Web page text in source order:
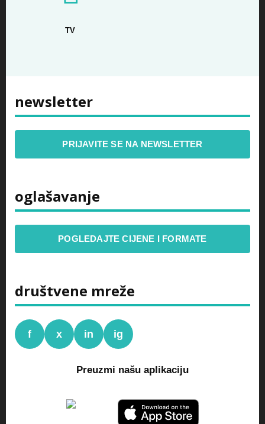
TV
newsletter
PRIJAVITE SE NA NEWSLETTER
oglašavanje
POGLEDAJTE CIJENE I FORMATE
društvene mreže
f x in ig
Preuzmi našu aplikaciju